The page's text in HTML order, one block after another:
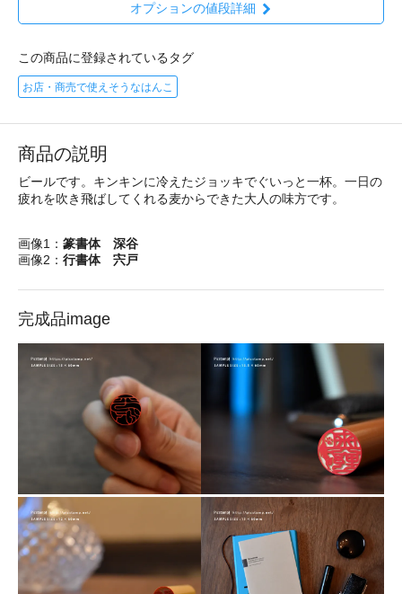
オプションの値段詳細
この商品に登録されているタグ
お店・商売で使えそうなはんこ
商品の説明
ビールです。キンキンに冷えたジョッキでぐいっと一杯。一日の
疲れを吹き飛ばしてくれる麦からできた大人の味方です。
画像1： 篆書体 深谷
画像2： 行書体 宍戸
完成品image